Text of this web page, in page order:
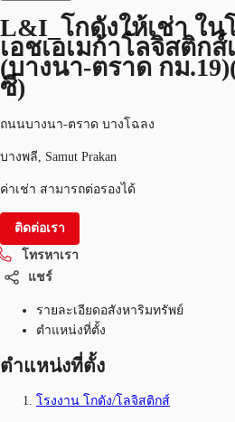
L&I_โกดังให้เช่า ใน
เอชเอเมก้าโลจิสติกส์
(บางนา-ตราด กม
ซี)
ถนนบางนา-ตราด บางโฉลง
บางพลี, Samut Prakan
ค่าเช่า สามารถต่อรองได้
ติดต่อเรา
โทรหาเรา
แชร์
รายละเอียดอสังหาริมทรัพย์
ตำแหน่งที่ตั้ง
ตำแหน่งที่ตั้ง
โรงงาน โกดัง/โลจิสติกส์